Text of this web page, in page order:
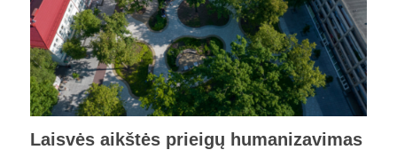
Laisvės aikštės prieigų humanizavimas